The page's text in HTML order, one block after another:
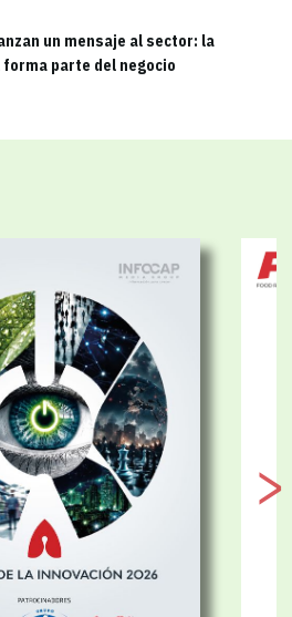
un mensaje al sector: la
parte del negocio